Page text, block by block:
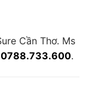
Cần Thơ. Ms
0788.733.600.